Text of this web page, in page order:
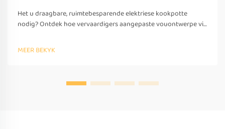
Het u draagbare, ruimtebesparende elektriese kookpotte
nodig? Ontdek hoe vervaardigers aangepaste vouontwerpe vir
prototipering en wêreldwye toepassing. Vra vandag nog 'n
offerte aan.
MEER BEKYK